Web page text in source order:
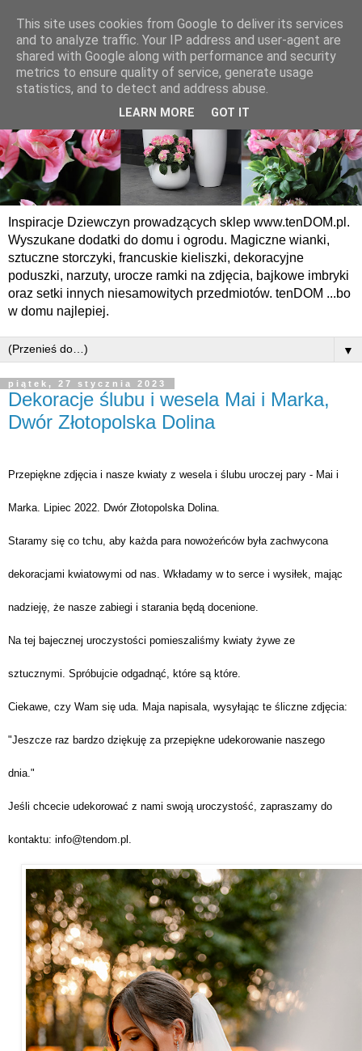
Inspiracje Dziewczyn prowadzących sklep www.tenDOM.pl.
Wyszukane dodatki do domu i ogrodu. Magiczne wianki,
sztuczne storczyki, francuskie kieliszki, dekoracyjne
poduszki, narzuty, urocze ramki na zdjęcia, bajkowe imbryki
oraz setki innych niesamowitych przedmiotów. tenDOM ...bo
w domu najlepiej.
▼
piątek, 27 stycznia 2023
Dekoracje ślubu i wesela Mai i Marka,
Dwór Złotopolska Dolina
Przepiękne zdjęcia i nasze kwiaty z wesela i ślubu uroczej pary - Mai i
Marka. Lipiec 2022. Dwór Złotopolska Dolina.
Staramy się co tchu, aby każda para nowożeńców była zachwycona
dekoracjami kwiatowymi od nas. Wkładamy w to serce i wysiłek, mając
nadzieję, że nasze zabiegi i starania będą docenione.
Na tej bajecznej uroczystości pomieszaliśmy kwiaty żywe ze
sztucznymi. Spróbujcie odgadnąć, które są które.
Ciekawe, czy Wam się uda. Maja napisala, wysyłając te śliczne zdjęcia:
"Jeszcze raz bardzo dziękuję za przepiękne udekorowanie naszego
dnia."
Jeśli chcecie udekorować z nami swoją uroczystość, zapraszamy do
kontaktu: info@tendom.pl.
This site uses cookies from Google to deliver its services
and to analyze traffic. Your IP address and user-agent are
shared with Google along with performance and security
metrics to ensure quality of service, generate usage
statistics, and to detect and address abuse.
LEARN MORE GOT IT